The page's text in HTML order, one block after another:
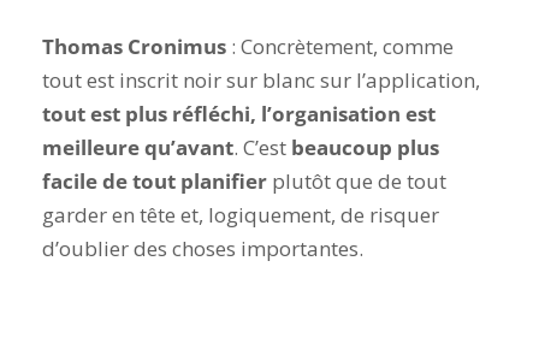
Thomas Cronimus : Concrètement, comme
tout est inscrit noir sur blanc sur l’application,
tout est plus réfléchi, l’organisation est
meilleure qu’avant. C’est beaucoup plus
facile de tout planifier plutôt que de tout
garder en tête et, logiquement, de risquer
d’oublier des choses importantes.